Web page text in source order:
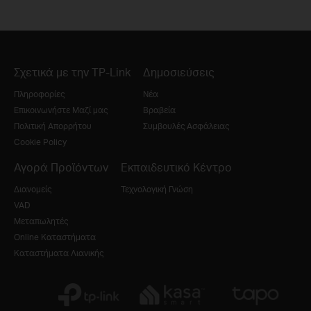
Σχετικά με την TP-Link
Πληροφορίες
Επικοινωνήστε Μαζί μας
Πολιτική Απορρήτου
Cookie Policy
Δημοσιεύσεις
Νέα
Βραβεία
Συμβουλές Ασφάλειας
Αγορά Προϊόντων
Διανομείς
VAD
Μεταπωλητές
Online Καταστήματα
Καταστήματα Λιανικής
Εκπαιδευτικό Κέντρο
Τεχνολογική Γνώση